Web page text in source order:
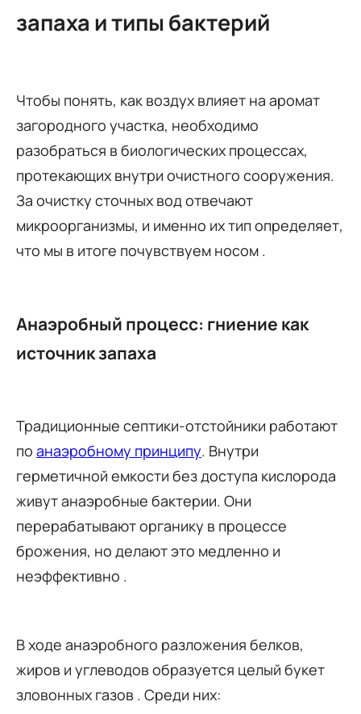
запаха и типы бактерий
Чтобы понять, как воздух влияет на аромат
загородного участка, необходимо
разобраться в биологических процессах,
протекающих внутри очистного сооружения.
За очистку сточных вод отвечают
микроорганизмы, и именно их тип определяет,
что мы в итоге почувствуем носом .
Анаэробный процесс: гниение как
источник запаха
Традиционные септики-отстойники работают
по анаэробному принципу. Внутри
герметичной емкости без доступа кислорода
живут анаэробные бактерии. Они
перерабатывают органику в процессе
брожения, но делают это медленно и
неэффективно .
В ходе анаэробного разложения белков,
жиров и углеводов образуется целый букет
зловонных газов . Среди них: